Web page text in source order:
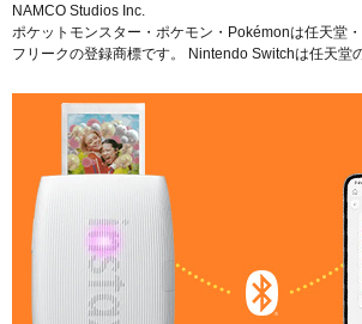
NAMCO Studios Inc.
ポケットモンスター・ポケモン・Pokémonは任天堂
フリークの登録商標です。 Nintendo Switchは任天堂